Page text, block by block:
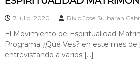
7 julio, 2020 Rixio Jose Sulbaran
El Movimiento de Espiritualidad
Programa ¿Qué Ves? en este mes
entrevistando a varios […]